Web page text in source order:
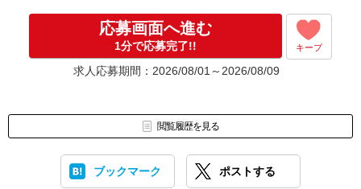
応募画面へ進む
1分で応募完了!! キープ
求人応募期間：2026/08/01～2026/08/09
閲覧履歴を見る
ブックマーク ポストする